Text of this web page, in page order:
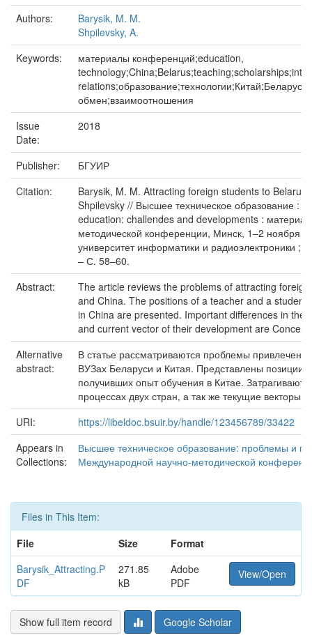
Authors:
Barysik, M. M.
Shpilevsky, A.
Keywords:
материалы конференций;education,
обмен;взаимоотношения
Issue
Date:
2018
Publisher:
БГУИР
Citation:
Barysik, M. M. Attracting foreign students to
Shpilevsky // Высшее техническое образование :
education: challendes and developments :
методической конференции, Минск, 1–2 ноября
университет информатики и радиоэлектроники
– С. 58–60.
Abstract:
The article reviews the problems of attracting
and China. The positions of a teacher and a
in China are presented. Important differences in the
and current vector of their development are
Alternative
abstract:
В статье рассматриваются проблемы
ВУЗах Беларуси и Китая. Представлены позиции
получивших опыт обучения в Китае.
процессах двух стран, а так же текущие векторы
URI:
https://libeldoc.bsuir.by/handle/123456789/33422
Appears in
Collections:
Высшее техническое образование: проблемы и
Международной научно-методической
Files in This Item:
File
Size
Format
Barysik_Attracting.P
DF
271.85
kB
Adobe
PDF
View/Open
Show full item record Google Scholar